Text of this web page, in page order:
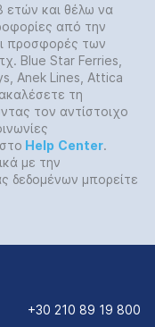
ετών και θέλω να
από την
προσφορές των
Blue Star Ferries,
Anek Lines, Attica
τη
τον αντίστοιχο
Help Center.
με την
δεδομένων μπορείτε
+30 210 89 19 800